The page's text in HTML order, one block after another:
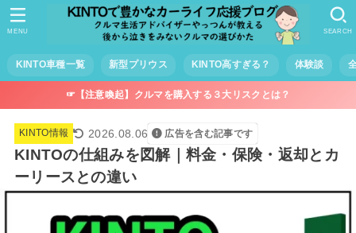
KINTO車種一覧 新型プリウス KINTO高すぎる？ 体験談
SEARCH
MENU
☞【注意喚起】クルマを購入する３大リスクとは？
KINTO情報 2026.08.06 広告を含む記事です
KINTOの仕組みを図解｜料金・保険・返却とカ
ーリースとの違い